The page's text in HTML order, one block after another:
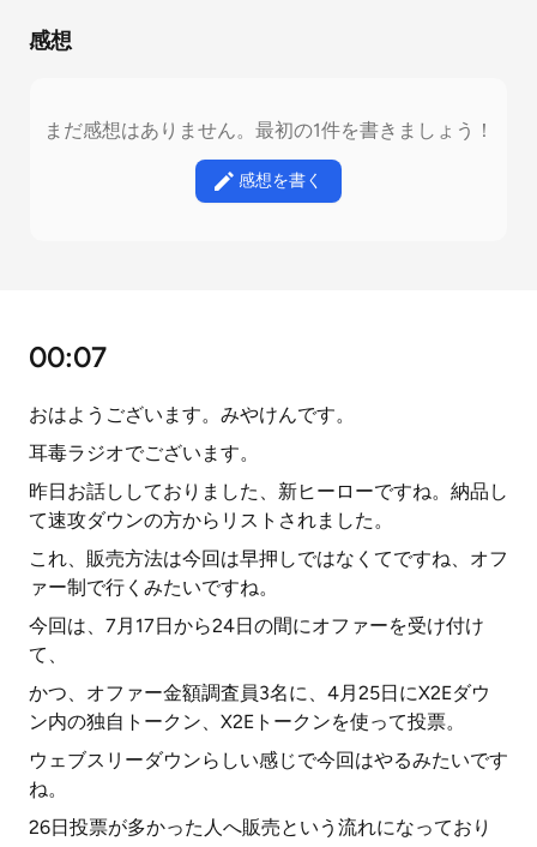
感想
まだ感想はありません。最初の1件を書きましょう！
感想を書く
00:07
おはようございます。みやけんです。
耳毒ラジオでございます。
昨日お話ししておりました、新ヒーローですね。納品し
て速攻ダウンの方からリストされました。
これ、販売方法は今回は早押しではなくてですね、オフ
ァー制で行くみたいですね。
今回は、7月17日から24日の間にオファーを受け付け
て、
かつ、オファー金額調査員3名に、4月25日にX2Eダウ
ン内の独自トークン、X2Eトークンを使って投票。
ウェブスリーダウンらしい感じで今回はやるみたいです
ね。
26日投票が多かった人へ販売という流れになっており